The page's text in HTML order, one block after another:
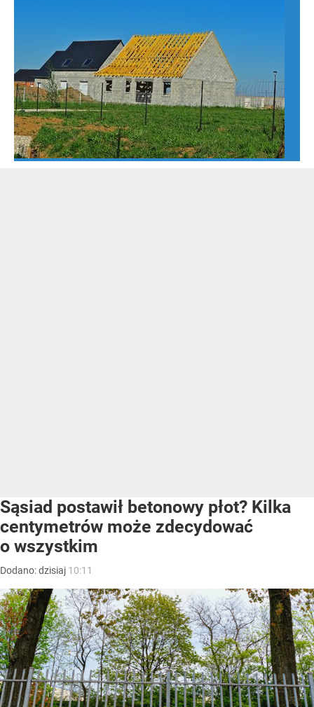
Sąsiad postawił betonowy płot? Kilka
centymetrów może zdecydować
o wszystkim
Dodano:dzisiaj 10:11